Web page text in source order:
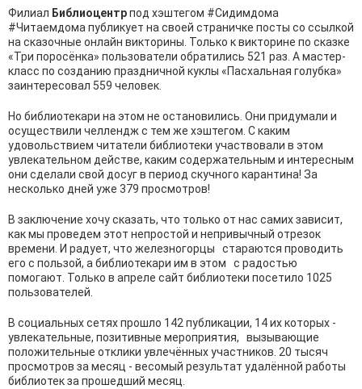
Филиал Библиоцентрпод хэштегом #Сидимдома
#Читаемдома публикует на своей страничке посты со ссылкой
на сказочные онлайн викторины. Только к викторине по сказке
«Три поросёнка» пользователи обратились 521 раз. А мастер-
класс по созданию праздничной куклы «Пасхальная голубка»
заинтересовал 559 человек.
Но библиотекари на этом не остановились. Они придумали и
осуществили челлендж с тем же хэштегом. С каким
удовольствием читатели библиотеки участвовали в этом
увлекательном действе, каким содержательным и интересным
они сделали свой досуг в период скучного карантина! За
несколько дней уже 379 просмотров!
В заключение хочу сказать, что только от нас самих зависит,
как мы проведем этот непростой и непривычный отрезок
времени. И радует, что железногорцы стараются проводить
его с пользой, а библиотекари им в этом с радостью
помогают. Только в апреле сайт библиотеки посетило 1025
пользователей.
В социальных сетях прошло 142 публикации, 14 их которых -
увлекательные, позитивные мероприятия, вызывающие
положительные отклики увлечённых участников. 20 тысяч
просмотров за месяц - весомый результат удалённой работы
библиотек за прошедший месяц.